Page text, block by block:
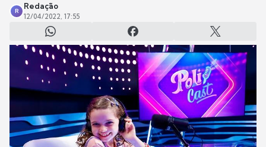
R
Redação
12/04/2022, 17:55